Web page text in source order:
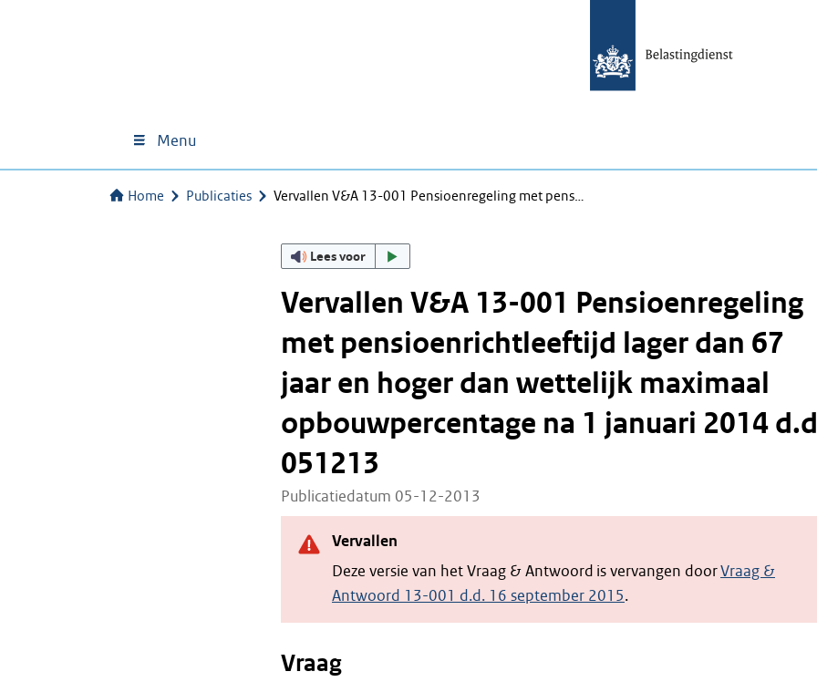
Menu
Home Publicaties Vervallen V&A 13-001 Pensioenregeling met pens…
Lees voor
Vervallen V&A 13-001 Pensioenregeling
met pensioenrichtleeftijd lager dan 67
jaar en hoger dan wettelijk maximaal
opbouwpercentage na 1 januari 2014
051213
Publicatiedatum 05-12-2013
Vervallen
Deze versie van het Vraag & Antwoord is vervangen doorVraag &
Antwoord 13-001 d.d. 16 september 2015.
Vraag